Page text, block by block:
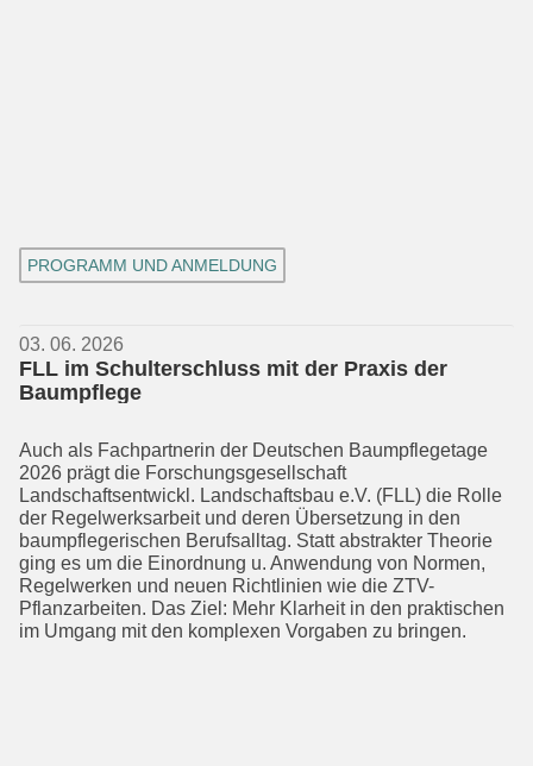
PROGRAMM UND ANMELDUNG
03. 06. 2026
FLL im Schulterschluss mit der Praxis der
Baumpflege
Auch als Fachpartnerin der Deutschen Baumpflegetage
2026 prägt die Forsch­ungsgesellschaft
Landschaftsentwickl. Landschaftsbau e.V. (FLL) die Rolle
der Regelwerksarbeit und deren Übersetzung in den
baumpflegerischen Berufsalltag. Statt abstrakter Theorie
ging es um die Einordnung u. Anwendung von Normen,
Regelwerken und neuen Richtlinien wie die ZTV-
Pflanzarbeiten. Das Ziel: Mehr Klarheit in den praktischen
im Umgang mit den komplexen Vorgaben zu bringen.